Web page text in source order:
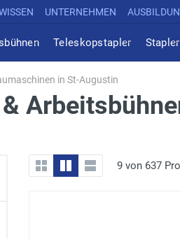
UNTERNEHMEN
Teleskopstapler Stapler
in St-Augustin
9 von 637